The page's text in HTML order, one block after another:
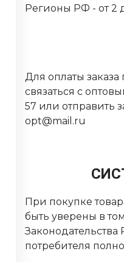
Регионы РФ - от 2
Для оплаты
связаться с
57 или отправить
opt@mail.ru
При покупке
быть уверены в
потребителя